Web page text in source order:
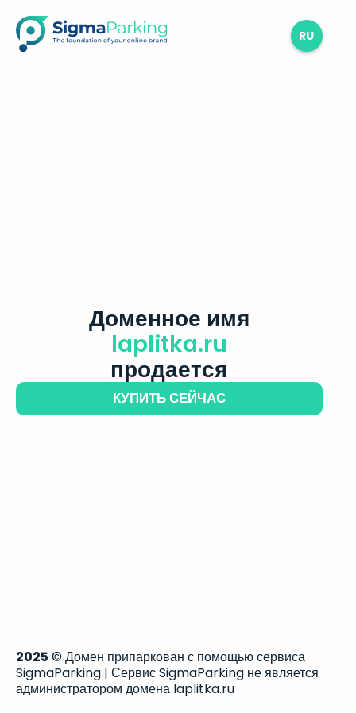
RU
Доменное имя
laplitka.ru
продается
КУПИТЬ СЕЙЧАС
2025 © Домен припаркован с помощью сервиса
SigmaParking | Сервис SigmaParking не является
администратором домена laplitka.ru